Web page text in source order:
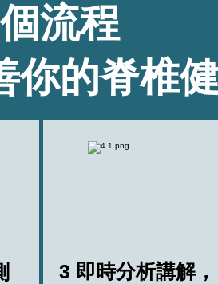
流程
你的脊椎
3 即時分析講解，